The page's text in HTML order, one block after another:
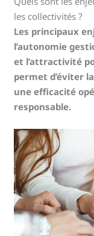
les collectivités ?
Les principaux
l’autonomie
et l’attractivité
permet d’éviter
une efficacité
responsable.